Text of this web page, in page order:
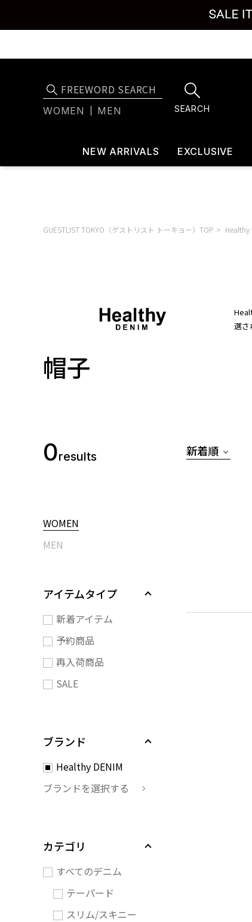
WOMEN MEN SEARCH
NEW ARRIVALS EXCLUSIVE
GUESTLIST TOKYO（ゲストリスト トーキョー）TOP Healthy
選さ
帽子
0results
WOMEN
MEN
アイテムタイプ
新着アイテム
予約商品
再入荷商品
SALE
ブランド
Healthy DENIM
ブランドを選択する
カテゴリ
すべてのデニム
テーパード
スリム/スキニー
新着順